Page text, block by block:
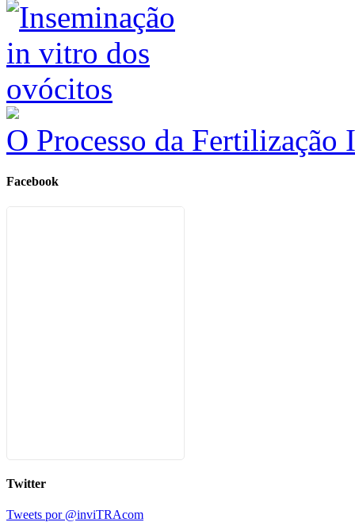
O Processo da Fertilização
Facebook
Twitter
Tweets por @inviTRAcom